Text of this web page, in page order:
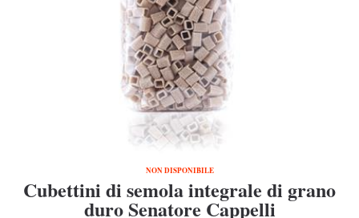
NON DISPONIBILE
Cubettini di semola integrale di grano
duro Senatore Cappelli